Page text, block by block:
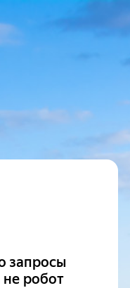
запросы
не робот